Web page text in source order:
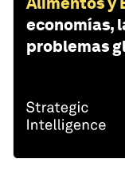
economías,
problemas